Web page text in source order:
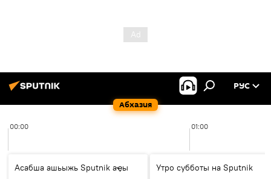
Абхазия
РУС
00:00 01:00
Асабша ашьыжь Sputnik аҿы Утро субботы на Sputnik